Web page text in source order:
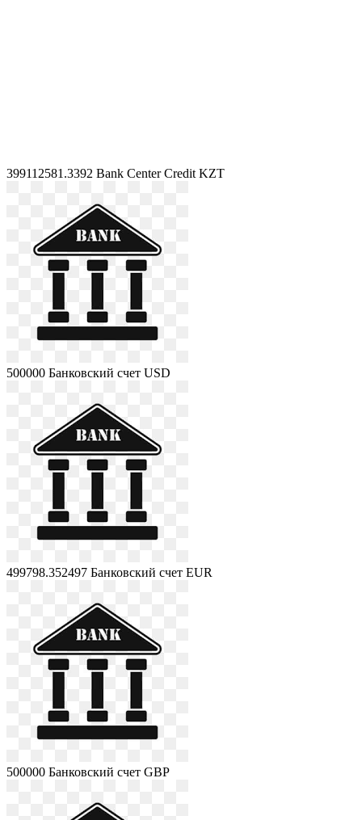
399112581.3392 Bank Center Credit KZT
500000 Банковский счет USD
499798.352497 Банковский счет EUR
500000 Банковский счет GBP